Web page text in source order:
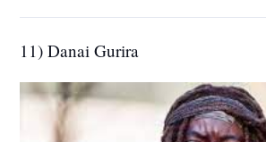
11) Danai Gurira